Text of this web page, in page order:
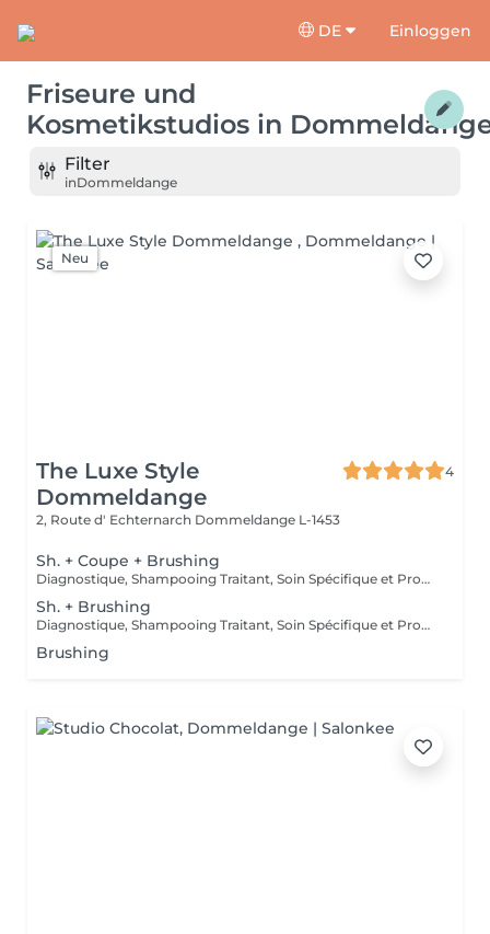
DE Einloggen
Friseure und
Kosmetikstudios in
Filter
inDommeldange
Neu
The Luxe Style
Dommeldange
4
2, Route d' Echternarch Dommeldange L-1453
Sh. + Coupe + Brushing
Diagnostique, Shampooing Traitant, Soin Spécifique et Produits Coiffants inclus
Sh. + Brushing
Diagnostique, Shampooing Traitant, Soin Spécifique et Produits Coiffants inclus
Brushing